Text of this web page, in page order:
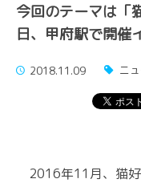
今回のテーマは「
日、甲府駅で開催
2018.11.09 ニ
2016年11月、猫好